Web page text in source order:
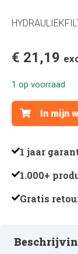
€ 21,19
1 op voorraad
DONALDSON
P171528
In mijn
1 jaar
1.000+
Gratis